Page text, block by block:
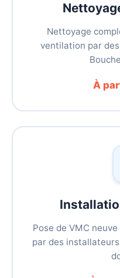
Nettoyage
ventilation par
À
Pose de VMC
par des